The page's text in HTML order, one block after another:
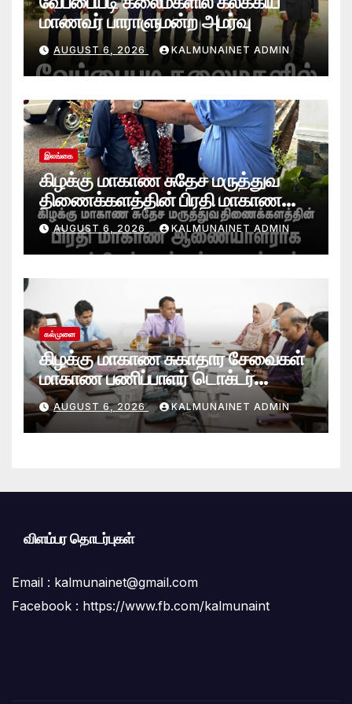
மாணவர் பாராளுமன்ற அமர்வு
AUGUST 6, 2026 KALMUNAINET ADMIN
இலங்கை
கிழக்கு மாகாண சுதேச மருத்துவ
திணைக்களத்தின் பிரதி மாகாண
ஆணையாளராக வைத்தியர் அன்டன்
அனஸ்டீன் கடமையேற்பு!
AUGUST 6, 2026 KALMUNAINET ADMIN
கல்முனை
கிழக்கு மாகாண சுகாதார சேவைகள்
மாகாண பணிப்பாளர் டொக்டர்
சரவணபவன் கல்முனை பிராந்திய
சுகாதார சேவைகள் பணிமனைக்கு
விஜயம்!
AUGUST 6, 2026 KALMUNAINET ADMIN
விளம்பர தொடர்புகள்
Email : kalmunainet@gmail.com
Facebook : https://www.fb.com/kalmunaint